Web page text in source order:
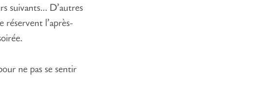
suivants… D’autres
réservent l’après-
ne pas se sentir